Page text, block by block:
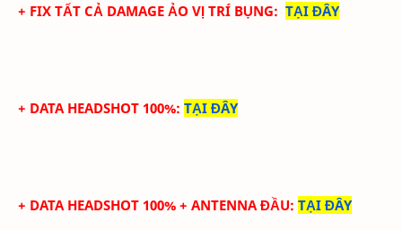
+ FIX TẤT CẢ DAMAGE ẢO VỊ TRÍ BỤNG: TẠI ĐÂY
+ DATA HEADSHOT 100%: TẠI ĐÂY
+ DATA HEADSHOT 100% + ANTENNA ĐẦU: TẠI ĐÂY